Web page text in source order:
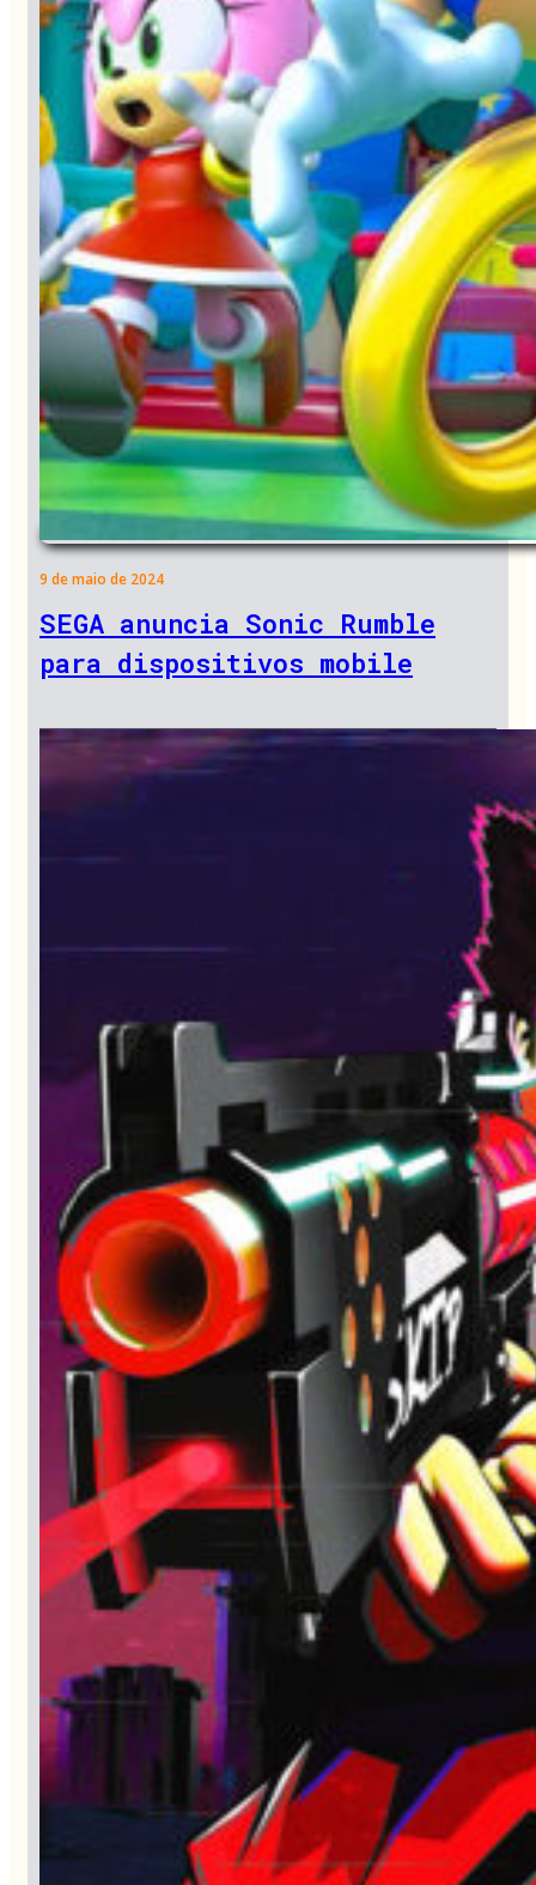
9 de maio de 2024
SEGA anuncia Sonic Rumble
para dispositivos mobile